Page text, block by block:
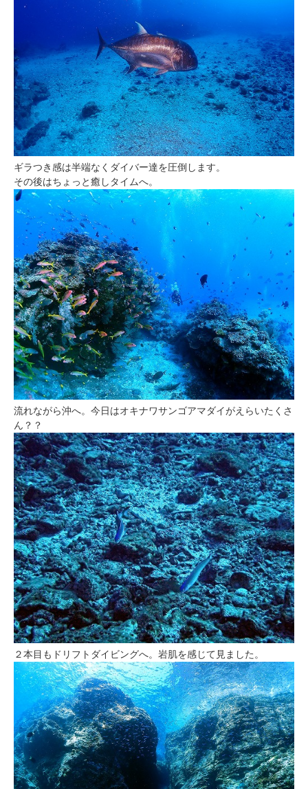
ギラつき感は半端なくダイバー達を圧倒します。
その後はちょっと癒しタイムへ。
流れながら沖へ。今日はオキナワサンゴアマダイがえらいたくさ
ん？？
２本目もドリフトダイビングへ。岩肌を感じて見ました。